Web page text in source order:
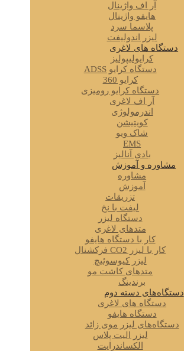
آر اف واژینال
هایفو واژینال
پلاسما سرد
لیزر اندولیفت
دستگاه های لاغری
کرایولیپولیز
دستگاه کرایو ADSS
کرایو 360
دستگاه کرایو رومیزی
آر اف لاغری
اندرمولوژی
کویتیشن
شاک ویو
EMS
بادی آنالیز
مشاوره و آموزش
مشاوره
آموزش
تزریقات
لیفت با نخ
دستگاه لیزر
متدهای لاغری
کار با دستگاه هایفو
کار با لیزر CO2 فرکشنال
لیزر کیوسوئیچ
متدهای کاشت مو
برندینگ
دستگاه‌های دسته دوم
دستگاه های لاغری
دستگاه هایفو
دستگاه‌های لیزر موی زائد
لیزر الیت پلاس
الکساندرایت